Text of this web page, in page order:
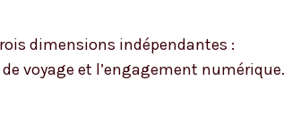
dimensions indépendantes :
voyage et l’engagement numérique.